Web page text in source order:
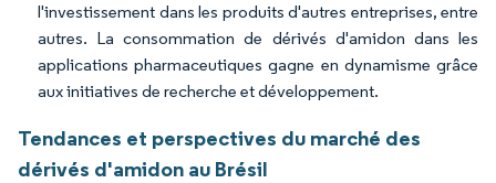
l'investissement dans les produits d'autres entreprises, entre
autres. La consommation de dérivés d'amidon dans les
applications pharmaceutiques gagne en dynamisme grâce
aux initiatives de recherche et développement.
Tendances et perspectives du marché des
dérivés d'amidon au Brésil